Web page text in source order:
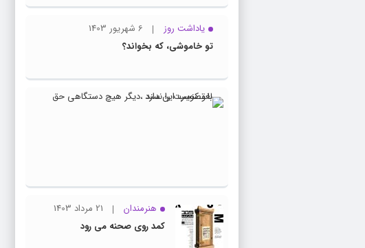
یاداشت روز
6 شهریور 1403
تو خاموشی، که بخواند؟
این
هنرمندان
21 مرداد 1403
کمد روی صحنه می رود